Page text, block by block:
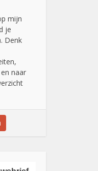
mijn
je
Denk
naar